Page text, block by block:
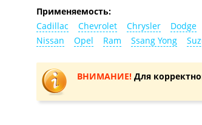
Применяемость:
Cadillac
Chevrolet Chrysler Dodge
Nissan
Opel Ram Ssang Yong
ВНИМАНИЕ!Для